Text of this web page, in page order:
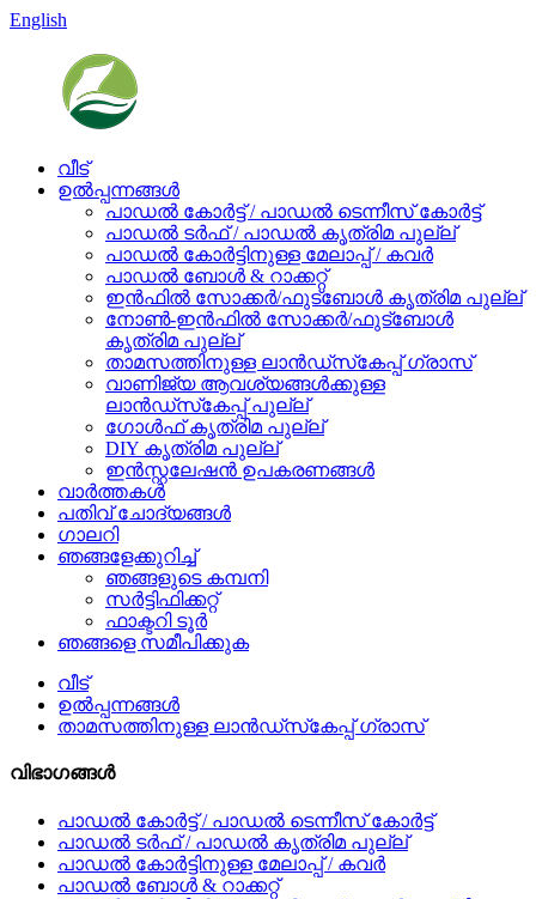
English
വീട്
ഉൽപ്പന്നങ്ങൾ
പാഡൽ കോർട്ട് / പാഡൽ ടെന്നീസ് കോർട്ട്
പാഡൽ ടർഫ് / പാഡൽ കൃത്രിമ പുല്ല്
പാഡൽ കോർട്ടിനുള്ള മേലാപ്പ് / കവർ
പാഡൽ ബോൾ & റാക്കറ്റ്
ഇൻഫിൽ സോക്കർ/ഫുട്ബോൾ കൃത്രിമ പുല്ല്
നോൺ-ഇൻഫിൽ സോക്കർ/ഫുട്ബോൾ
കൃത്രിമ പുല്ല്
താമസത്തിനുള്ള ലാൻഡ്‌സ്‌കേപ്പ് ഗ്രാസ്
വാണിജ്യ ആവശ്യങ്ങൾക്കുള്ള
ലാൻഡ്‌സ്‌കേപ്പ് പുല്ല്
ഗോൾഫ് കൃത്രിമ പുല്ല്
DIY കൃത്രിമ പുല്ല്
ഇൻസ്റ്റലേഷൻ ഉപകരണങ്ങൾ
വാർത്തകൾ
പതിവ് ചോദ്യങ്ങൾ
ഗാലറി
ഞങ്ങളേക്കുറിച്ച്
ഞങ്ങളുടെ കമ്പനി
സർട്ടിഫിക്കറ്റ്
ഫാക്ടറി ടൂർ
ഞങ്ങളെ സമീപിക്കുക
വീട്
ഉൽപ്പന്നങ്ങൾ
താമസത്തിനുള്ള ലാൻഡ്‌സ്‌കേപ്പ് ഗ്രാസ്
വിഭാഗങ്ങൾ
പാഡൽ കോർട്ട് / പാഡൽ ടെന്നീസ് കോർട്ട്
പാഡൽ ടർഫ് / പാഡൽ കൃത്രിമ പുല്ല്
പാഡൽ കോർട്ടിനുള്ള മേലാപ്പ് / കവർ
പാഡൽ ബോൾ & റാക്കറ്റ്